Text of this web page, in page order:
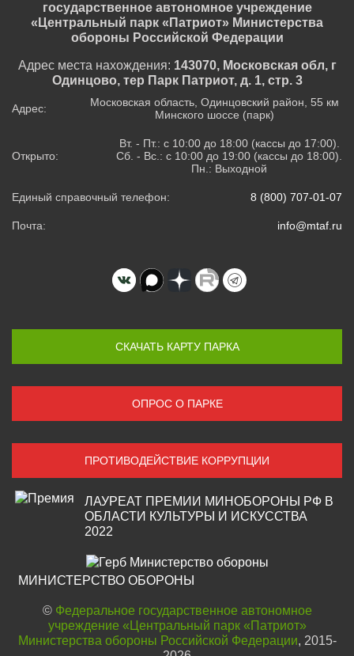
государственное автономное учреждение
«Центральный парк «Патриот» Министерства
обороны Российской Федерации
Адрес места нахождения: 143070, Московская обл, г
Одинцово, тер Парк Патриот, д. 1, стр. 3
Адрес:
Московская область, Одинцовский район, 55 км
Минского шоссе (парк)
Открыто:
Вт. - Пт.: с 10:00 до 18:00 (кассы до 17:00).
Сб. - Вс.: с 10:00 до 19:00 (кассы до 18:00).
Пн.: Выходной
Единый справочный телефон: 8 (800) 707-01-07
Почта: info@mtaf.ru
СКАЧАТЬ КАРТУ ПАРКА
ОПРОС О ПАРКЕ
ПРОТИВОДЕЙСТВИЕ КОРРУПЦИИ
ЛАУРЕАТ ПРЕМИИ МИНОБОРОНЫ РФ В
ОБЛАСТИ КУЛЬТУРЫ И ИСКУССТВА
2022
МИНИСТЕРСТВО ОБОРОНЫ
© Федеральное государственное автономное
учреждение «Центральный парк «Патриот»
Министерства обороны Российской Федерации, 2015-